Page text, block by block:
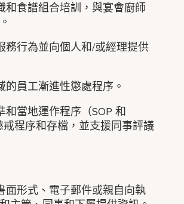
和食譜組合培訓，與宴會廚師
務行為並向個人和/或經理提供
的員工漸進性懲處程序。
和當地運作程序（SOP 和
戒程序和存檔，並支援同事評議
面形式、電子郵件或親自向執